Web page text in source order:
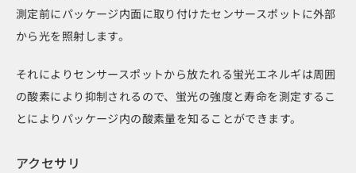
測定前にパッケージ内面に取り付けたセンサースポットに外部
から光を照射します。
それによりセンサースポットから放たれる蛍光エネルギは周囲
の酸素により抑制されるので、蛍光の強度と寿命を測定するこ
とによりパッケージ内の酸素量を知ることができます。
アクセサリ